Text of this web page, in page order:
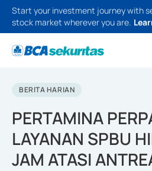
Start your investment journey with
stock market wherever you are.
BERITA HARIAN
PERTAMINA
LAYANAN SPBU
JAM ATASI